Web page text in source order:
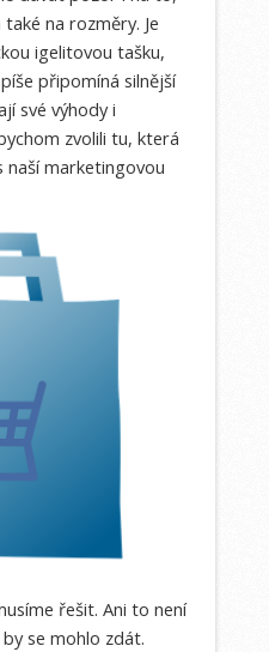
na rozměry. Je
igelitovou tašku,
připomíná silnější
své výhody i
zvolili tu, která
naší marketingovou
řešit. Ani to není
se mohlo zdát.